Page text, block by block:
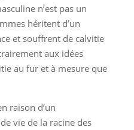
n’est pas un
héritent d’un
et souffrent de calvitie
aux idées
au fur et à mesure que
raison d’un
vie de la racine des